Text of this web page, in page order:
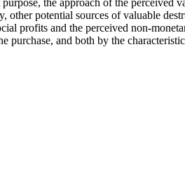
potential sources of valuable
profits and the perceived non-
purchase, and both by the